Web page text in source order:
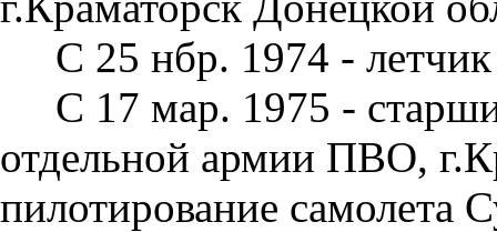
С 25 нбр. 1974 -
С 17 мар. 1975 -
отдель­ной армии ПВО,
пилотирование самолета